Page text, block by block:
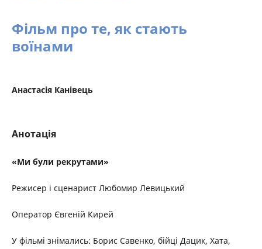
Фільм про те, як стають
воїнами
Анастасія Канівець
Анотація
«Ми були рекрутами»
Режисер і сценарист Любомир Левицький
Оператор Євгеній Кирей
У фільмі знімались: Борис Савенко, бійці Дацик, Хата,